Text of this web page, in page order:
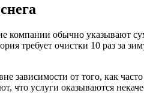
обычно указывают
требует очистки 10 раз за
зависимости от того, как
что услуги оказываются